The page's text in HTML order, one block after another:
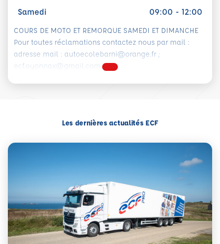
Samedi 09:00 - 12:00
COURS DE MOTO ET REMORQUE SAMEDI ET DIMANCHE
Pour toutes réclamations contactez nous par mail :
adresse mail : autoecolebarni@orange.fr ;
ecf.oyonnax@gmail.com
Les dernières actualités ECF